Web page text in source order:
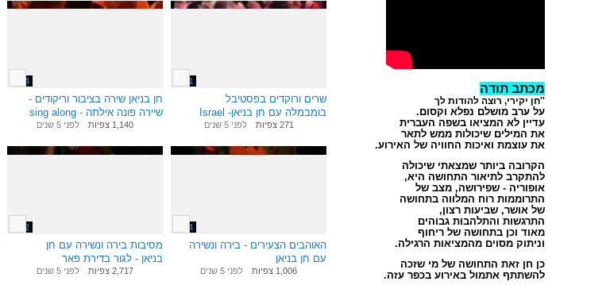
מכתב תודה
''חן יקירי, רוצה להודות לך
על ערב מושלם נפלא וקסום.
עדיין לא המציאו בשפה העברית
את המילים שיכולות ממש לתאר
את עוצמת ואיכות החוויה של האירוע.
הקרובה ביותר שמצאתי שיכולה
להתקרב לתיאור התחושה היא,
אופוריה - שפירושה, מצב של
התרוממות רוח המלווה בתחושה
של אושר, שביעות רצון,
התרגשות והתלהבות גבוהים
מאוד וכן בתחושה של ריחוף
וניתוק מסוים מהמציאות הרגילה.
כן חן זאת התחושה של מי שזכה
להשתתף אתמול באירוע בכפר עזה.
9:01
שרים ורוקדים בפסטיבל
בומבמלה עם חן בניאן- Israel
sing along
271 צפיות לפני 5 שנים
5:04
חן בניאן שירה בציבור וריקודים -
שיירה פונה אילתה - sing along
1,140 צפיות לפני 5 שנים
6:44
האוהבים הצעירים - בירה ונשירה
עם חן בניאן
1,006 צפיות לפני 5 שנים
7:32
מסיבות בירה ונשירה עם חן
בניאן - לגור בדירת פאר
2,717 צפיות לפני 5 שנים